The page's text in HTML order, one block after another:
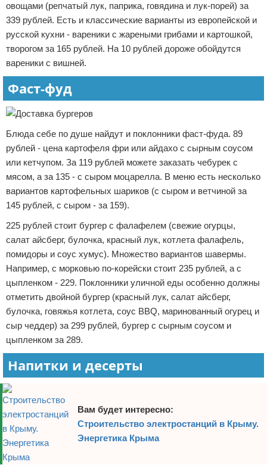
овощами (репчатый лук, паприка, говядина и лук-порей) за
339 рублей. Есть и классические варианты из европейской и
русской кухни - вареники с жареными грибами и картошкой,
творогом за 165 рублей. На 10 рублей дороже обойдутся
вареники с вишней.
Фаст-фуд
Блюда себе по душе найдут и поклонники фаст-фуда. 89
рублей - цена картофеля фри или айдахо с сырным соусом
или кетчупом. За 119 рублей можете заказать чебурек с
мясом, а за 135 - с сыром моцарелла. В меню есть несколько
вариантов картофельных шариков (с сыром и ветчиной за
145 рублей, с сыром - за 159).
225 рублей стоит бургер с фалафелем (свежие огурцы,
салат айсберг, булочка, красный лук, котлета фалафель,
помидоры и соус хумус). Множество вариантов шавермы.
Например, с морковью по-корейски стоит 235 рублей, а с
цыпленком - 229. Поклонники уличной еды особенно должны
отметить двойной бургер (красный лук, салат айсберг,
булочка, говяжья котлета, соус BBQ, маринованный огурец и
сыр чеддер) за 299 рублей, бургер с сырным соусом и
цыпленком за 289.
Напитки и десерты
Вам будет интересно:
Строительство электростанций в Крыму.
Энергетика Крыма